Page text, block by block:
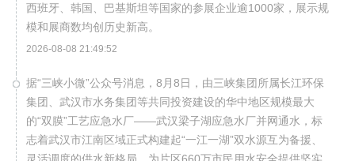
西班牙、韩国、巴基斯坦等国家的参展企业逾1000家，展示规
模和展商数均创历史新高。
2026-08-08 21:49:52
据“三峡小微”公众号消息，8月8日，由三峡集团所属长江环保
集团、武汉市水务集团等共同投资建设的华中地区规模最大
的“双膜”工艺应急水厂——武汉梁子湖应急水厂并网通水，标
志着武汉市江南区域正式构建起“一江一湖”双水源互为备援、